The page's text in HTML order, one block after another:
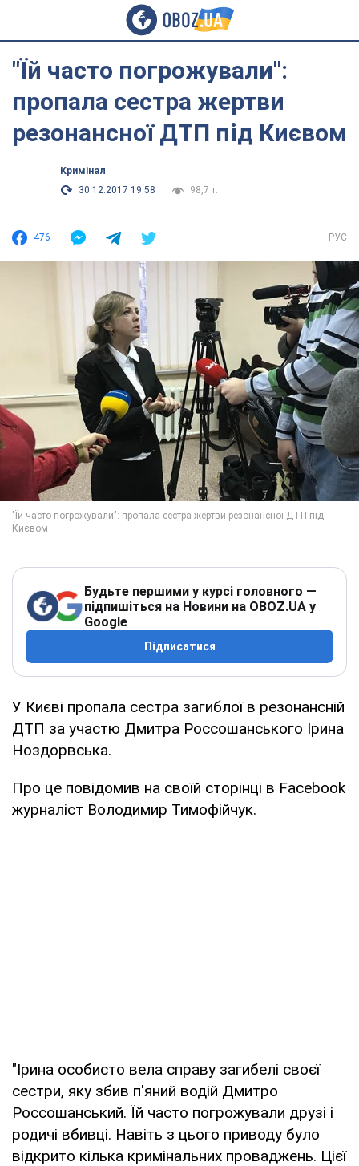
"Їй часто погрожували":
пропала сестра жертви
резонансної ДТП під Києвом
Кримінал
30.12.2017 19:58
98,7 т.
476 РУС
Будьте першими у курсі головного —
підпишіться на Новини на OBOZ.UA у
Google
Підписатися
У Києві пропала сестра загиблої в резонансній
ДТП за участю Дмитра Россошанського Ірина
Ноздорвська.
Про це повідомив на своїй сторінці в Facebook
журналіст Володимир Тимофійчук.
"Ірина особисто вела справу загибелі своєї
сестри, яку збив п'яний водій Дмитро
Россошанський. Їй часто погрожували друзі і
родичі вбивці. Навіть з цього приводу було
відкрито кілька кримінальних проваджень. Цієї